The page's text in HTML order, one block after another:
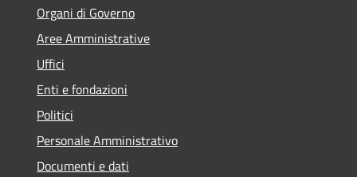
Organi di Governo
Aree Amministrative
Uffici
Enti e fondazioni
Politici
Personale Amministrativo
Documenti e dati